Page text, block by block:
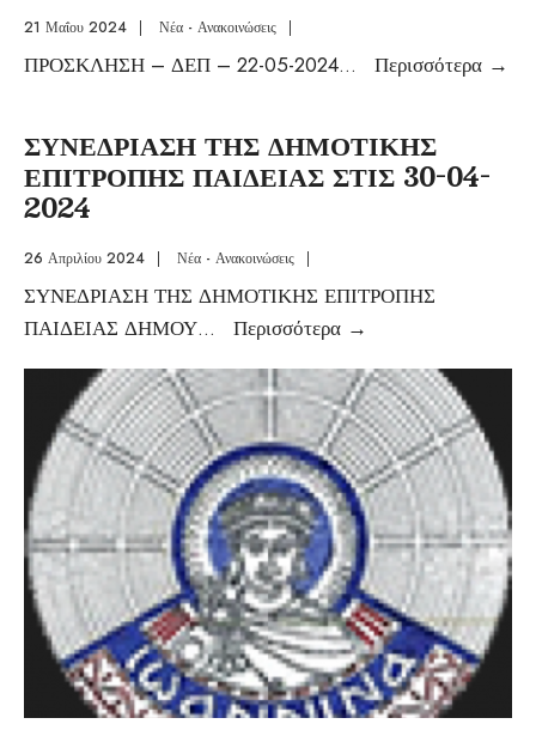
21 Μαΐου 2024 Νέα - Ανακοινώσεις
ΠΡΟΣΚΛΗΣΗ – ΔΕΠ – 22-05-2024... Περισσότερα →
ΣΥΝΕΔΡΙΑΣΗ ΤΗΣ ΔΗΜΟΤΙΚΗΣ
ΕΠΙΤΡΟΠΗΣ ΠΑΙΔΕΙΑΣ ΣΤΙΣ 30-04-
2024
26 Απριλίου 2024 Νέα - Ανακοινώσεις
ΣΥΝΕΔΡΙΑΣΗ ΤΗΣ ΔΗΜΟΤΙΚΗΣ ΕΠΙΤΡΟΠΗΣ
ΠΑΙΔΕΙΑΣ ΔΗΜΟΥ... Περισσότερα →